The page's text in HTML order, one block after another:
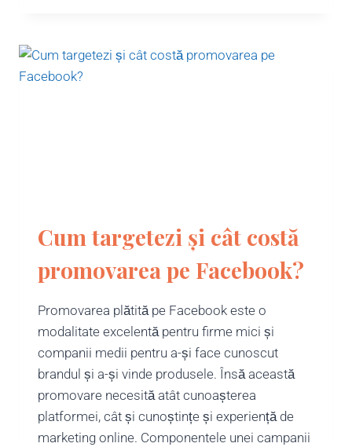
Cum targetezi și cât costă
promovarea pe Facebook?
Promovarea plătită pe Facebook este o
modalitate excelentă pentru firme mici și
companii medii pentru a-și face cunoscut
brandul și a-și vinde produsele. Însă această
promovare necesită atât cunoașterea
platformei, cât și cunoștințe și experiență de
marketing online. Componentele unei campanii